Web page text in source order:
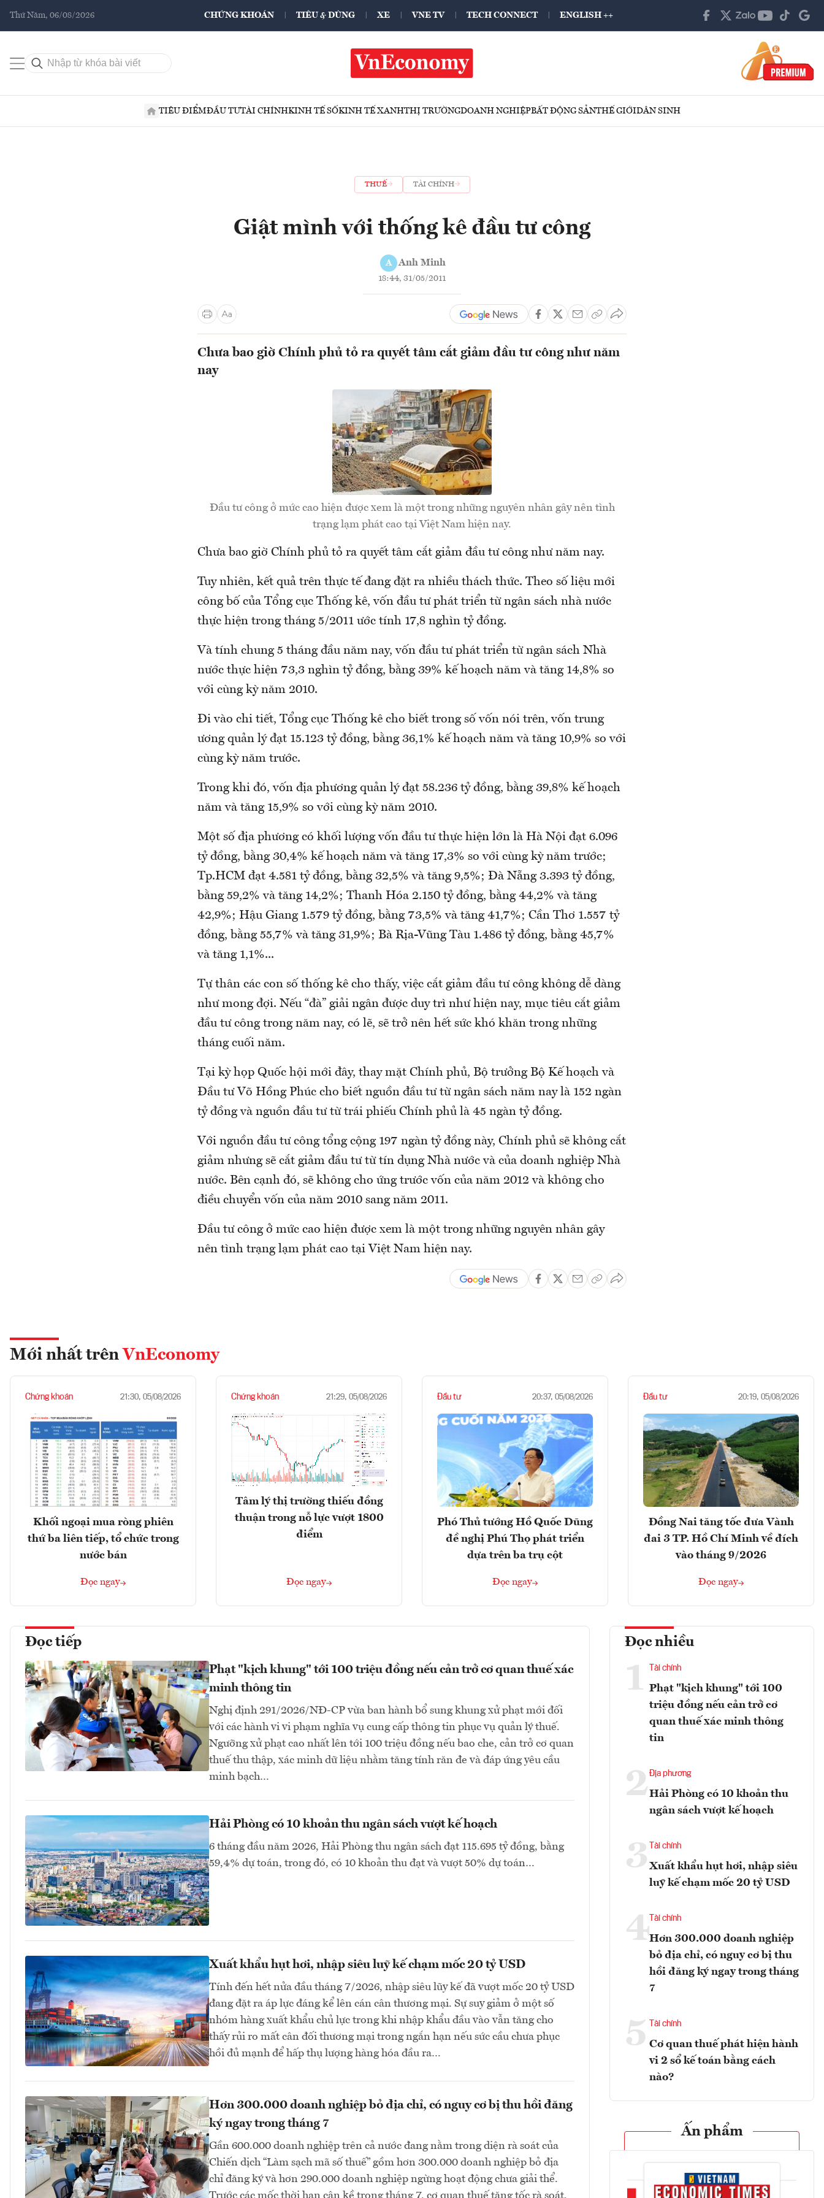
Thứ Năm, 06/08/2026 CHỨNG KHOÁN TIÊU & DÙNG XE VNE TV TECH CONNECT ENGLISH ++
TIÊU ĐIỂMĐẦU TƯTÀI CHÍNHKINH TẾ SỐKINH TẾ XANHTHỊ TRƯỜNGDOANH NGHIỆPBẤT ĐỘNG SẢNTHẾ GIỚIDÂN SINH
THUẾ TÀI CHÍNH
Giật mình với thống kê đầu tư công
A Anh Minh
18:44, 31/05/2011
Chưa bao giờ Chính phủ tỏ ra quyết tâm cắt giảm đầu tư công như năm
nay
Đầu tư công ở mức cao hiện được xem là một trong những nguyên nhân gây nên tình
trạng lạm phát cao tại Việt Nam hiện nay.
Chưa bao giờ Chính phủ tỏ ra quyết tâm cắt giảm đầu tư công như năm nay.
Tuy nhiên, kết quả trên thực tế đang đặt ra nhiều thách thức. Theo số liệu mới
công bố của Tổng cục Thống kê, vốn đầu tư phát triển từ ngân sách nhà nước
thực hiện trong tháng 5/2011 ước tính 17,8 nghìn tỷ đồng.
Và tính chung 5 tháng đầu năm nay, vốn đầu tư phát triển từ ngân sách Nhà
nước thực hiện 73,3 nghìn tỷ đồng, bằng 39% kế hoạch năm và tăng 14,8% so
với cùng kỳ năm 2010.
Đi vào chi tiết, Tổng cục Thống kê cho biết trong số vốn nói trên, vốn trung
ương quản lý đạt 15.123 tỷ đồng, bằng 36,1% kế hoạch năm và tăng 10,9% so với
cùng kỳ năm trước.
Trong khi đó, vốn địa phương quản lý đạt 58.236 tỷ đồng, bằng 39,8% kế hoạch
năm và tăng 15,9% so với cùng kỳ năm 2010.
Một số địa phương có khối lượng vốn đầu tư thực hiện lớn là Hà Nội đạt 6.096
tỷ đồng, bằng 30,4% kế hoạch năm và tăng 17,3% so với cùng kỳ năm trước;
Tp.HCM đạt 4.581 tỷ đồng, bằng 32,5% và tăng 9,5%; Đà Nẵng 3.393 tỷ đồng,
bằng 59,2% và tăng 14,2%; Thanh Hóa 2.150 tỷ đồng, bằng 44,2% và tăng
42,9%; Hậu Giang 1.579 tỷ đồng, bằng 73,5% và tăng 41,7%; Cần Thơ 1.557 tỷ
đồng, bằng 55,7% và tăng 31,9%; Bà Rịa-Vũng Tàu 1.486 tỷ đồng, bằng 45,7%
và tăng 1,1%...
Tự thân các con số thống kê cho thấy, việc cắt giảm đầu tư công không dễ dàng
như mong đợi. Nếu “đà” giải ngân được duy trì như hiện nay, mục tiêu cắt giảm
đầu tư công trong năm nay, có lẽ, sẽ trở nên hết sức khó khăn trong những
tháng cuối năm.
Tại kỳ họp Quốc hội mới đây, thay mặt Chính phủ, Bộ trưởng Bộ Kế hoạch và
Đầu tư Võ Hồng Phúc cho biết nguồn đầu tư từ ngân sách năm nay là 152 ngàn
tỷ đồng và nguồn đầu tư từ trái phiếu Chính phủ là 45 ngàn tỷ đồng.
Với nguồn đầu tư công tổng cộng 197 ngàn tỷ đồng này, Chính phủ sẽ không cắt
giảm nhưng sẽ cắt giảm đầu tư từ tín dụng Nhà nước và của doanh nghiệp Nhà
nước. Bên cạnh đó, sẽ không cho ứng trước vốn của năm 2012 và không cho
điều chuyển vốn của năm 2010 sang năm 2011.
Đầu tư công ở mức cao hiện được xem là một trong những nguyên nhân gây
nên tình trạng lạm phát cao tại Việt Nam hiện nay.
Mới nhất trên VnEconomy
Chứng khoán 21:30, 05/08/2026
Khối ngoại mua ròng phiên
thứ ba liên tiếp, tổ chức trong
nước bán
Đọc ngay
Chứng khoán 21:29, 05/08/2026
Tâm lý thị trường thiếu đồng
thuận trong nỗ lực vượt 1800
điểm
Đọc ngay
Đầu tư 20:37, 05/08/2026
Phó Thủ tướng Hồ Quốc Dũng
đề nghị Phú Thọ phát triển
dựa trên ba trụ cột
Đọc ngay
Đầu tư 20:19, 05/08/2026
Đồng Nai tăng tốc đưa Vành
đai 3 TP. Hồ Chí Minh về đích
vào tháng 9/2026
Đọc ngay
Đọc tiếp
Phạt "kịch khung" tới 100 triệu đồng nếu cản trở cơ quan thuế xác
minh thông tin
Nghị định 291/2026/NĐ-CP vừa ban hành bổ sung khung xử phạt mới đối
với các hành vi vi phạm nghĩa vụ cung cấp thông tin phục vụ quản lý thuế.
Ngưỡng xử phạt cao nhất lên tới 100 triệu đồng nếu bao che, cản trở cơ quan
thuế thu thập, xác minh dữ liệu nhằm tăng tính răn đe và đáp ứng yêu cầu
minh bạch…
Hải Phòng có 10 khoản thu ngân sách vượt kế hoạch
6 tháng đầu năm 2026, Hải Phòng thu ngân sách đạt 115.695 tỷ đồng, bằng
59,4% dự toán, trong đó, có 10 khoản thu đạt và vượt 50% dự toán…
Xuất khẩu hụt hơi, nhập siêu luỹ kế chạm mốc 20 tỷ USD
Tính đến hết nửa đầu tháng 7/2026, nhập siêu lũy kế đã vượt mốc 20 tỷ USD
đang đặt ra áp lực đáng kể lên cán cân thương mại. Sự suy giảm ở một số
nhóm hàng xuất khẩu chủ lực trong khi nhập khẩu đầu vào vẫn tăng cho
thấy rủi ro mất cân đối thương mại trong ngắn hạn nếu sức cầu chưa phục
hồi đủ mạnh để hấp thụ lượng hàng hóa đầu ra…
Hơn 300.000 doanh nghiệp bỏ địa chỉ, có nguy cơ bị thu hồi đăng
ký ngay trong tháng 7
Gần 600.000 doanh nghiệp trên cả nước đang nằm trong diện rà soát của
Chiến dịch “Làm sạch mã số thuế” gồm hơn 300.000 doanh nghiệp bỏ địa
chỉ đăng ký và hơn 290.000 doanh nghiệp ngừng hoạt động chưa giải thể.
Trước các mốc thời hạn cận kề trong tháng 7, cơ quan thuế tăng tốc rà soát,
Đọc nhiều
1 Tài chính
Phạt "kịch khung" tới 100
triệu đồng nếu cản trở cơ
quan thuế xác minh thông
tin
2Địa phương
Hải Phòng có 10 khoản thu
ngân sách vượt kế hoạch
3 Tài chính
Xuất khẩu hụt hơi, nhập siêu
luỹ kế chạm mốc 20 tỷ USD
4 Tài chính
Hơn 300.000 doanh nghiệp
bỏ địa chỉ, có nguy cơ bị thu
hồi đăng ký ngay trong tháng
7
5 Tài chính
Cơ quan thuế phát hiện hành
vi 2 sổ kế toán bằng cách
nào?
Ấn phẩm